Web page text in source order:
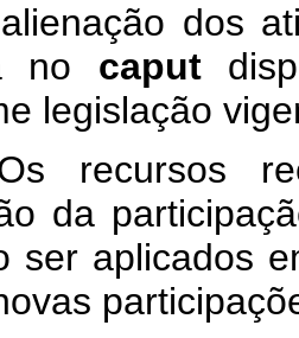
dos
no caput
legislação
recursos
da
ser aplicados